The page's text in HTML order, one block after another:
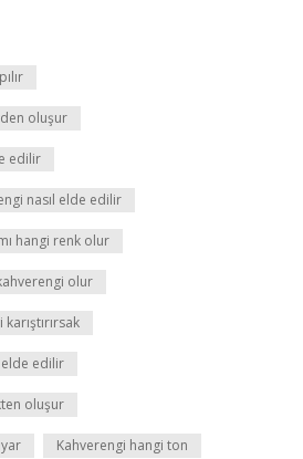
oluşur
edilir
nasıl elde edilir
hangi renk olur
olur
elde edilir
oluşur
Kahverengi hangi ton